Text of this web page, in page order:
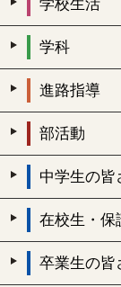
学校生活
学科
進路指導
部活動
中学生の皆
在校生・保
卒業生の皆